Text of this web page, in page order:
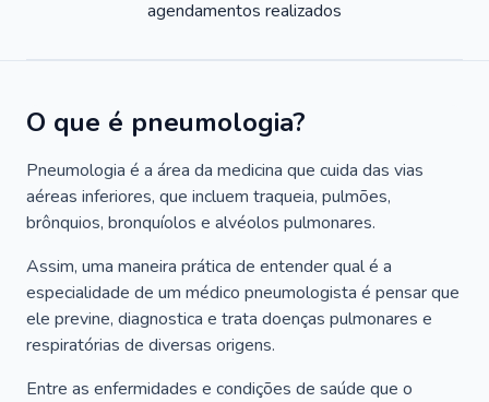
agendamentos realizados
O que é pneumologia?
Pneumologia é a área da medicina que cuida das vias
aéreas inferiores, que incluem traqueia, pulmões,
brônquios, bronquíolos e alvéolos pulmonares.
Assim, uma maneira prática de entender qual é a
especialidade de um médico pneumologista é pensar que
ele previne, diagnostica e trata doenças pulmonares e
respiratórias de diversas origens.
Entre as enfermidades e condições de saúde que o